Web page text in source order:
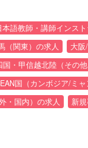
語教師・講師インス
（関東）の求人
大
・甲信越北陸（その
国（カンボジア/ミ
・国内）の求人 新